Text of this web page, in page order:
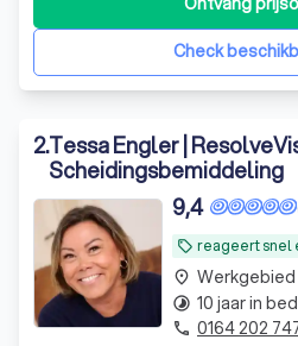
Check
2.Tessa Engler |
Scheidingsbemiddeling
local_offer reageert snel
9,4
place
timelapse 10 jaar in
phone 0164 202